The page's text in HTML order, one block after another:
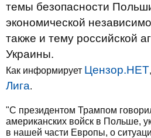
темы безопасности
экономической
также и тему российской
Украины.
Как информирует Цензор.НЕТ
Лига.
"С президентом Трампом
американских войск в Польше,
в нашей части Европы, о